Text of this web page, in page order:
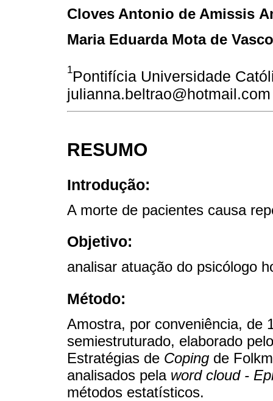
Cloves Antonio de Amissis
Maria Eduarda Mota de
1Pontifícia Universidade
RESUMO
Introdução:
A morte de pacientes causa
Objetivo:
analisar atuação do psicólogo
Método:
Amostra, por conveniência, de
semiestruturado, elaborado
Estratégias de Coping de
analisados pela word cloud -
métodos estatísticos.